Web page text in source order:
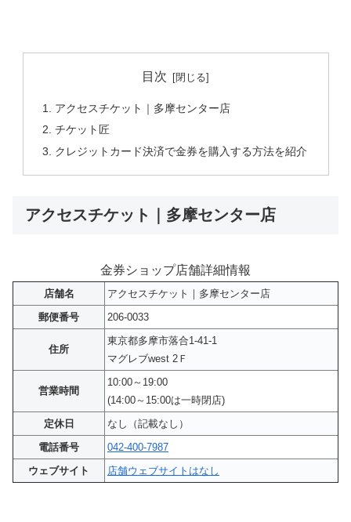
目次
アクセスチケット｜多摩センター店
チケット匠
クレジットカード決済で金券を購入する方法を紹介
アクセスチケット｜多摩センター店
金券ショップ店舗詳細情報
店舗名
アクセスチケット｜多摩センター店
郵便番号
206-0033
住所
東京都多摩市落合1-41-1
マグレブwest 2Ｆ
営業時間
10:00～19:00
(14:00～15:00は一時閉店)
定休日
なし（記載なし）
電話番号
042-400-7987
ウェブサイト
店舗ウェブサイトはなし